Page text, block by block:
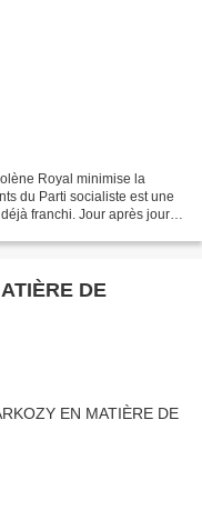
Royal minimise la
du Parti socialiste est une
franchi. Jour après jour,
DE